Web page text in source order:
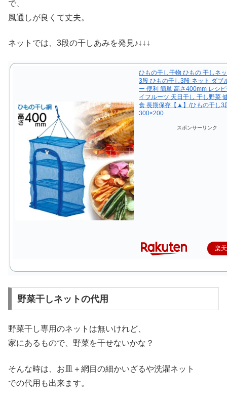
で、
風通しが良くて丈夫。
ネットでは、3段の干しあみを発見♪↓↓↓
ひもの干し干物 ひもの 干しネ
3段 ひもの干し3段 ネット ダブ
ー 便利 簡単 高さ400mm レシ
イフルーツ 天日干し 干し野菜
食 長期保存【▲】/ひもの干し3
300×200
スポンサーリンク
楽
野菜干しネットの代用
野菜干し専用のネットは無いけれど、
家にあるもので、野菜を干せないかな？
そんな時は、お皿＋網目の細かいざるや洗濯ネット
での代用も出来ます。